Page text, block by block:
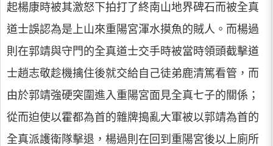
起楊康時被其激怒下拍打了終南山地界碑石而被全真
道士誤認為是上山來重陽宮渾水摸魚的賊人。而楊過
則在郭靖與守門的全真道士交手時被當時領頭截擊道
士趙志敬趁機擒住後就交給自己徒弟鹿清篤看管，而
由於郭靖強硬突圍進入重陽宮面見全真七子的關係；
從而迫使以霍都為首的雜牌搗亂大軍被以郭靖為首的
全真派護衛隊擊退，楊過則在回到重陽宮後以上廁所